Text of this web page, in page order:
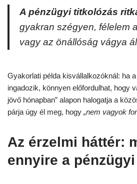
A pénzügyi titkolózás
gyakran szégyen, félelem
vagy az önállóság vágya
Gyakorlati példa kisvállalkozóknál: ha
ingadozik, könnyen előfordulhat, hogy
jövő hónapban” alapon halogatja a
párja úgy él meg, hogy „nem vagyok
Az érzelmi háttér:
ennyire a